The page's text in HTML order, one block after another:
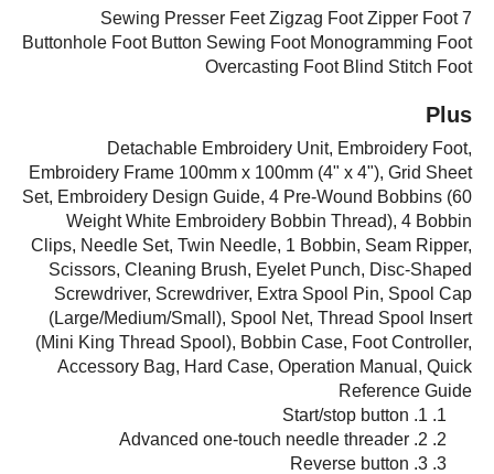
7 Sewing Presser Feet Zigzag Foot Zipper Foot
Buttonhole Foot Button Sewing Foot Monogramming Foot
Overcasting Foot Blind Stitch Foot
Plus
Detachable Embroidery Unit, Embroidery Foot,
Embroidery Frame 100mm x 100mm (4" x 4"), Grid Sheet
Set, Embroidery Design Guide, 4 Pre-Wound Bobbins (60
Weight White Embroidery Bobbin Thread), 4 Bobbin
Clips, Needle Set, Twin Needle, 1 Bobbin, Seam Ripper,
Scissors, Cleaning Brush, Eyelet Punch, Disc-Shaped
Screwdriver, Screwdriver, Extra Spool Pin, Spool Cap
(Large/Medium/Small), Spool Net, Thread Spool Insert
(Mini King Thread Spool), Bobbin Case, Foot Controller,
Accessory Bag, Hard Case, Operation Manual, Quick
Reference Guide
1.
Start/stop button
2.
Advanced one-touch needle threader
3.
Reverse button